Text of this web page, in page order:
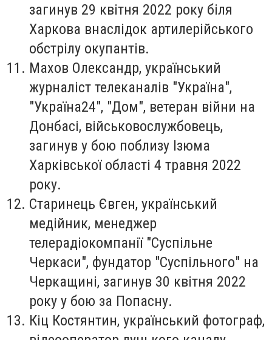
загинув 29 квітня 2022 року біля
Харкова внаслідок артилерійського
обстрілу окупантів.
Махов Олександр, український
журналіст телеканалів "Україна",
"Україна24", "Дом", ветеран війни на
Донбасі, військовослужбовець,
загинув у бою поблизу Ізюма
Харківської області 4 травня 2022
року.
Старинець Євген, український
медійник, менеджер
телерадіокомпанії "Суспільне
Черкаси", фундатор "Суспільного" на
Черкащині, загинув 30 квітня 2022
року у бою за Попасну.
Кіц Костянтин, український фотограф,